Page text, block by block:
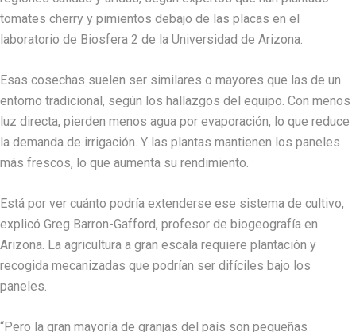
tomates cherry y pimientos debajo de las placas en el
laboratorio de Biosfera 2 de la Universidad de Arizona.
Esas cosechas suelen ser similares o mayores que las de un
entorno tradicional, según los hallazgos del equipo. Con menos
luz directa, pierden menos agua por evaporación, lo que reduce
la demanda de irrigación. Y las plantas mantienen los paneles
más frescos, lo que aumenta su rendimiento.
Está por ver cuánto podría extenderse ese sistema de cultivo,
explicó Greg Barron-Gafford, profesor de biogeografía en
Arizona. La agricultura a gran escala requiere plantación y
recogida mecanizadas que podrían ser difíciles bajo los
paneles.
“Pero la gran mayoría de granjas del país son pequeñas